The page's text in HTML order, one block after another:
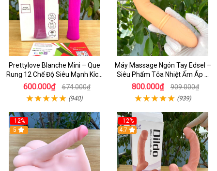
Prettylove Blanche Mini – Que
Rung 12 Chế Độ Siêu Mạnh Kích
Thích Điểm G Đê Mê
600.000₫ 674.000₫
(940)
Máy Massage Ngón Tay Edsel –
Siêu Phẩm Tỏa Nhiệt Ấm Áp &
Rung Móc Thăng Hoa
800.000₫ 909.000₫
(939)
-12%
5
-12%
4.7